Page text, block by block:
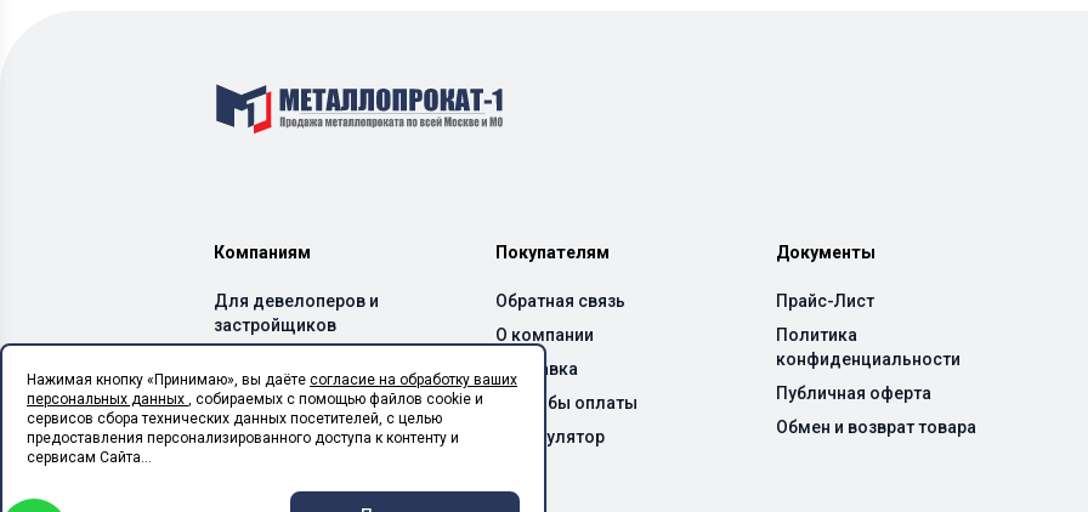
Компаниям
Для девелоперов и
застройщиков
и бетонных заводов
Для производителей ЛСТК
Для монтажных
Покупателям
Обратная связь
О компании
Доставка
Способы оплаты
Калькулятор
Документы
Прайс-Лист
Политика
конфиденциальности
Публичная оферта
Обмен и возврат товара
Нажимая кнопку «Принимаю», вы даёте согласие на обработку ваших
персональных данных , собираемых с помощью файлов cookie и
сервисов сбора технических данных посетителей, с целью
предоставления персонализированного доступа к контенту и
сервисам Сайта...